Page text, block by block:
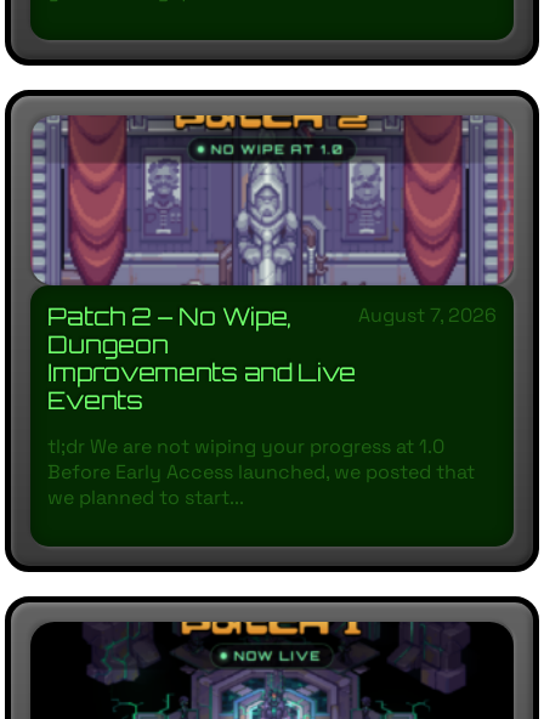
Patch 2 – No Wipe,
Dungeon
Improvements and Live
Events
August 7, 2026
tl;dr We are not wiping your progress at 1.0
Before Early Access launched, we posted that
we planned to start...